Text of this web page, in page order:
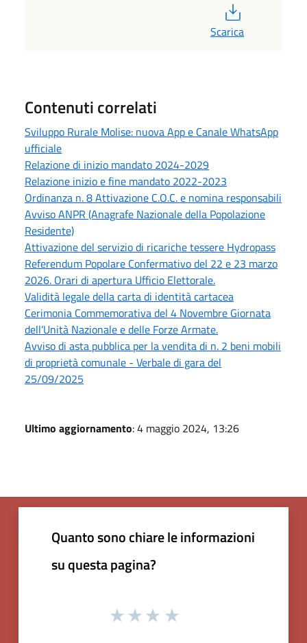
Scarica
Contenuti correlati
Sviluppo Rurale Molise: nuova App e Canale WhatsApp
ufficiale
Relazione di inizio mandato 2024-2029
Relazione inizio e fine mandato 2022-2023
Ordinanza n. 8 Attivazione C.O.C. e nomina responsabili
Avviso ANPR (Anagrafe Nazionale della Popolazione
Residente)
Attivazione del servizio di ricariche tessere Hydropass
Referendum Popolare Confermativo del 22 e 23 marzo
2026. Orari di apertura Ufficio Elettorale.
Validità legale della carta di identità cartacea
Cerimonia Commemorativa del 4 Novembre Giornata
dell’Unità Nazionale e delle Forze Armate.
Avviso di asta pubblica per la vendita di n. 2 beni mobili
di proprietà comunale - Verbale di gara del
25/09/2025
Ultimo aggiornamento: 4 maggio 2024, 13:26
Quanto sono chiare le informazioni
su questa pagina?